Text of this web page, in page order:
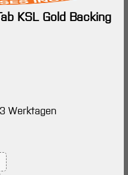
KSL Gold Backing
Werktagen
nicht verfügbar.)